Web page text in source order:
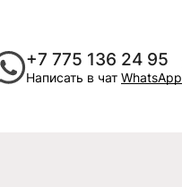
+7 775 136 24 95
Написать в чат WhatsApp